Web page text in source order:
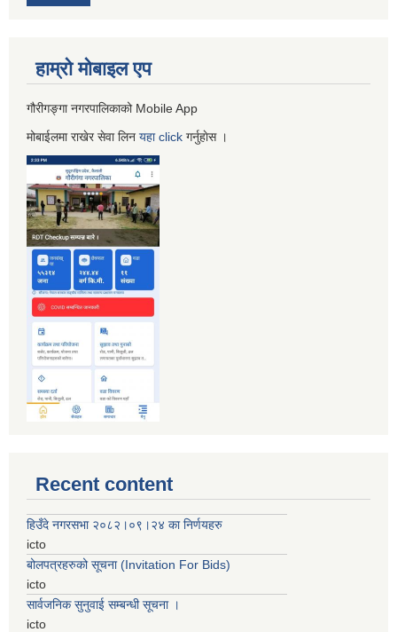
हाम्रो माेबाइल एप
गौरीगङ्गा नगरपालिकाको Mobile App
मोबाईलमा राखेर सेवा लिन यहाclick गर्नुहाेस ।
Recent content
हिउँदे नगरसभा २०८२।०९।२४ का निर्णयहरु
icto
बोलपत्रहरुको सूचना (Invitation For Bids)
icto
सार्वजनिक सुनुवाई सम्बन्धी सूचना ।
icto